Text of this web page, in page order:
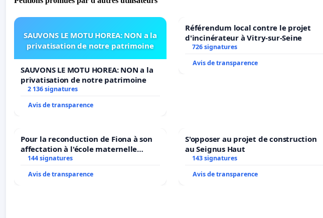
SAUVONS LE MOTU HOREA: NON a la
privatisation de notre patrimoine
SAUVONS LE MOTU HOREA: NON a la
privatisation de notre patrimoine
2 136 signatures
Avis de transparence
Référendum local contre le projet
d'incinérateur à Vitry-sur-Seine
726 signatures
Avis de transparence
Pour la reconduction de Fiona à son
affectation à l'école maternelle
LAMARTINE auprès de Léo N. en
144 signatures
Avis de transparence
S'opposer au projet de construction
au Seignus Haut
143 signatures
Avis de transparence